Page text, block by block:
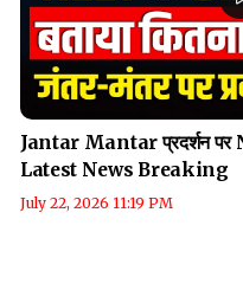
Jantar Mantar प्रदर्शन पर
Latest News Breaking
July 22, 2026 11:19 PM